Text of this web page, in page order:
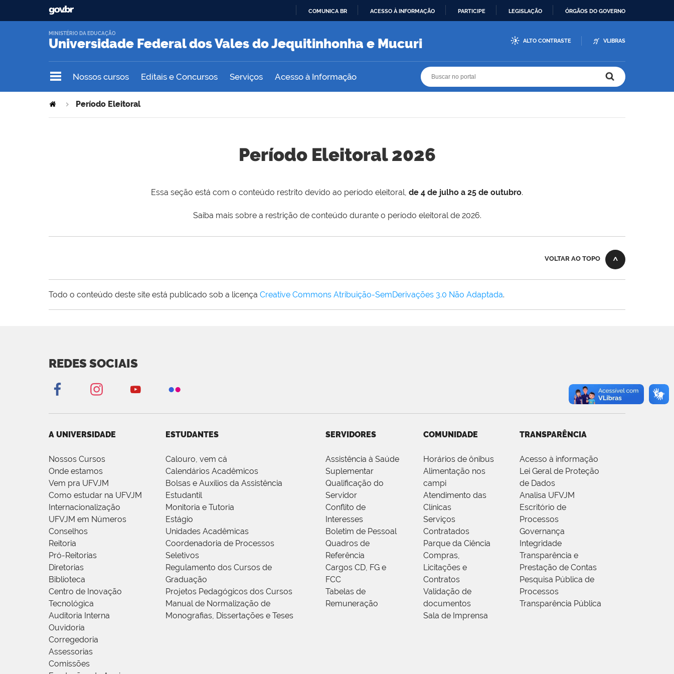
O
COMUNICA BR ACESSO À INFORMAÇÃO PARTICIPE LEGISLAÇÃO ÓRGÃOS DO GOVERNO
Universidade Federal dos Vales do Jequitinhonha e Mucuri
MINISTÉRIO DA EDUCAÇÃO
ALTO CONTRASTE VLIBRAS
Nossos cursos Editais e Concursos Serviços Acesso à Informação
Período Eleitoral
Período Eleitoral 2026
Essa seção está com o conteúdo restrito devido ao período eleitoral, de 4 de julho a 25 de outubro.
Saiba mais sobre a restrição de conteúdo durante o período eleitoral de 2026.
VOLTAR AO TOPO
Todo o conteúdo deste site está publicado sob a licença Creative Commons Atribuição-SemDerivações 3.0 Não Adaptada.
REDES SOCIAIS
A UNIVERSIDADE
Nossos Cursos
Onde estamos
Vem pra UFVJM
Como estudar na UFVJM
Internacionalização
UFVJM em Números
Conselhos
Reitoria
Pró-Reitorias
Diretorias
Biblioteca
Centro de Inovação
Tecnológica
Auditoria Interna
Ouvidoria
Corregedoria
Assessorias
Comissões
ESTUDANTES
Calouro, vem cá
Calendários Acadêmicos
Bolsas e Auxílios da Assistência
Estudantil
Monitoria e Tutoria
Estágio
Unidades Acadêmicas
Coordenadoria de Processos
Seletivos
Regulamento dos Cursos de
Graduação
Projetos Pedagógicos dos Cursos
Manual de Normalização de
Monografias, Dissertações e Teses
SERVIDORES
Assistência à Saúde
Suplementar
Qualificação do
Servidor
Conflito de
Interesses
Boletim de Pessoal
Quadros de
Referência
Cargos CD, FG e
FCC
Tabelas de
Remuneração
COMUNIDADE
Horários de ônibus
Alimentação nos
campi
Atendimento das
Clínicas
Serviços
Contratados
Parque da Ciência
Compras,
Licitações e
Contratos
Validação de
documentos
Sala de Imprensa
TRANSPARÊNCIA
Acesso à informação
Lei Geral de Proteção
de Dados
Analisa UFVJM
Escritório de
Processos
Governança
Integridade
Transparência e
Prestação de Contas
Pesquisa Pública de
Processos
Transparência Pública